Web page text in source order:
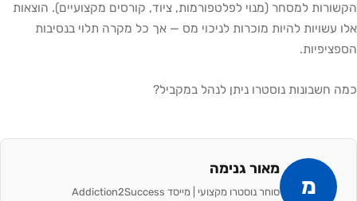
הקשורות למסחר (מנוי לפלטפורמות, ציוד, קורסים מקצועיים). הוצאות
אלו עשויות להיות מוכרות לניכוי מס — אך כל מקרה תלוי בנסיבות
הספציפיות.
כמה חשבונות נוסטרו ניתן לנהל במקביל?
מ
מאור גנימה
סוחר נוסטרו מקצועי | מייסד Addiction2Success